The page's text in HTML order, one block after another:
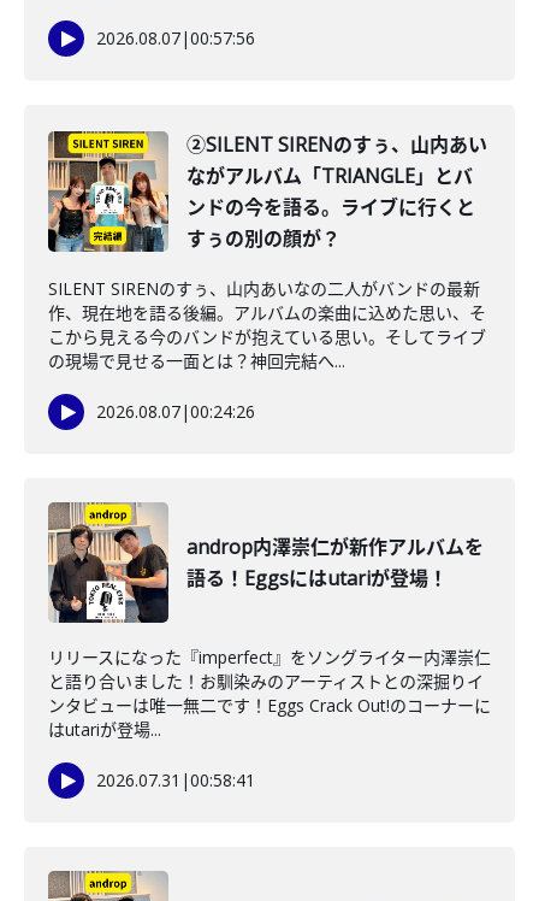
2026.08.07|00:57:56
②SILENT SIRENのすぅ、山内あい
ながアルバム「TRIANGLE」とバ
ンドの今を語る。ライブに行くと
すぅの別の顔が？
SILENT SIRENのすぅ、山内あいなの二人がバンドの最新
作、現在地を語る後編。アルバムの楽曲に込めた思い、そ
こから見える今のバンドが抱えている思い。そしてライブ
の現場で見せる一面とは？神回完結へ...
2026.08.07|00:24:26
androp内澤崇仁が新作アルバムを
語る！Eggsにはutariが登場！
リリースになった『imperfect』をソングライター内澤崇仁
と語り合いました！お馴染みのアーティストとの深掘りイ
ンタビューは唯一無二です！Eggs Crack Out!のコーナーに
はutariが登場...
2026.07.31 |00:58:41